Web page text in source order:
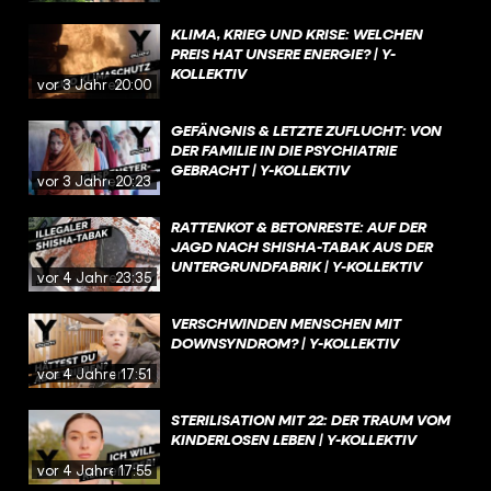
vor 3 Jahren20:00
KLIMA, KRIEG UND KRISE: WELCHEN
PREIS HAT UNSERE ENERGIE? | Y-
KOLLEKTIV
vor 3 Jahren20:23
GEFÄNGNIS & LETZTE ZUFLUCHT: VON
DER FAMILIE IN DIE PSYCHIATRIE
GEBRACHT | Y-KOLLEKTIV
vor 4 Jahren23:35
RATTENKOT & BETONRESTE: AUF DER
JAGD NACH SHISHA-TABAK AUS DER
UNTERGRUNDFABRIK | Y-KOLLEKTIV
vor 4 Jahren17:51
VERSCHWINDEN MENSCHEN MIT
DOWNSYNDROM? | Y-KOLLEKTIV
vor 4 Jahren17:55
STERILISATION MIT 22: DER TRAUM VOM
KINDERLOSEN LEBEN | Y-KOLLEKTIV